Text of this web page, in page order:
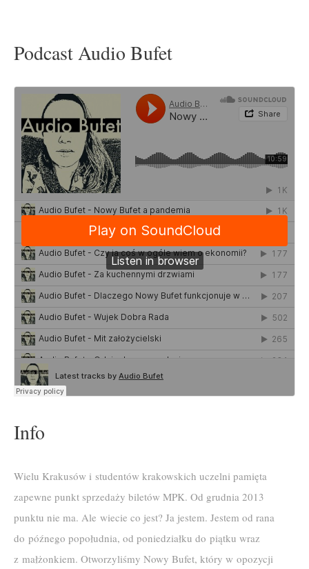
Podcast Audio Bufet
Info
Wielu Krakusów i studentów krakowskich uczelni pamięta
zapewne punkt sprzedaży biletów MPK. Od grudnia 2013
punktu nie ma. Ale wiecie co jest? Ja jestem. Jestem od rana
do późnego popołudnia, od poniedziałku do piątku wraz
z małżonkiem. Otworzyliśmy Nowy Bufet, który w opozycji